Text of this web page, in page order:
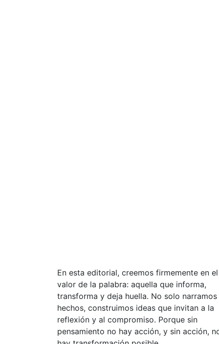
En esta editorial, creemos firmemente en el
valor de la palabra: aquella que informa,
transforma y deja huella. No solo narramos
hechos, construimos ideas que invitan a la
reflexión y al compromiso. Porque sin
pensamiento no hay acción, y sin acción,